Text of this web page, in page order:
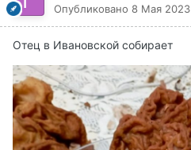
Опубликовано 8 Мая 2023
Отец в Ивановской собирает